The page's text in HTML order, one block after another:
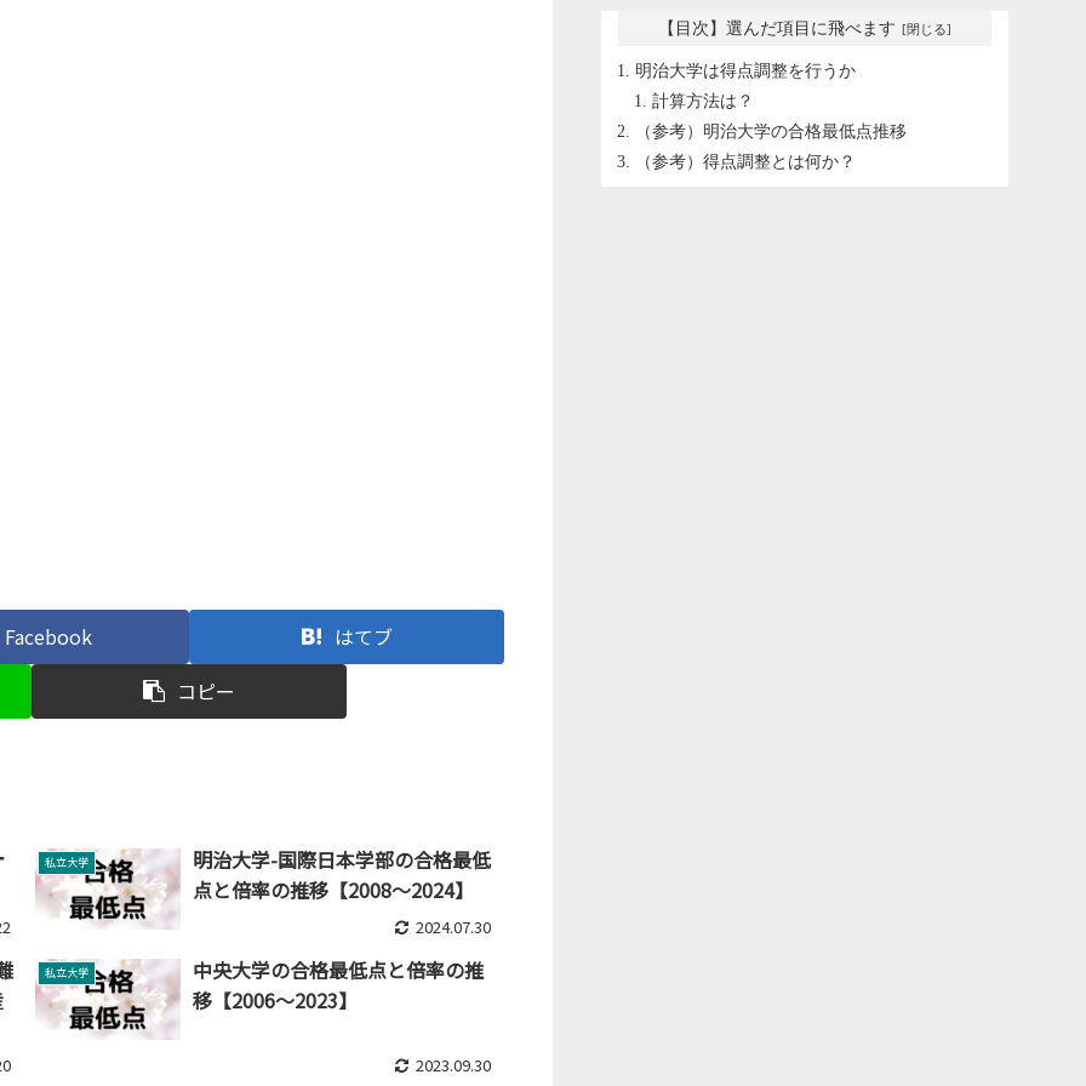
Facebook
はてブ
コピー
私立大学
明治大学-国際日本学部の合格最低
点と倍率の推移【2008～2024】
2024.07.30
私立大学
中央大学の合格最低点と倍率の推
移【2006～2023】
2023.09.30
【目次】選んだ項目に飛べます
明治大学は得点調整を行うか
計算方法は？
（参考）明治大学の合格最低点推移
（参考）得点調整とは何か？